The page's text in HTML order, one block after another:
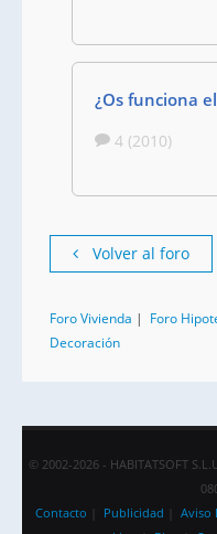
¿Os funciona
4 (2010)
Volver al foro
Foro Vivienda | Foro
Decoración
© 2002-2026 - HABITATSOFT
Contacto
Publicidad Aviso